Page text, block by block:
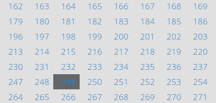
162 163 164 165 166 167 168 169
179 180 181 182 183 184 185 186
196 197 198 199 200 201 202 203
213 214 215 216 217 218 219 220
230 231 232 233 234 235 236 237
247 248 249 250 251 252 253 254
264 265 266 267 268 269 270 271